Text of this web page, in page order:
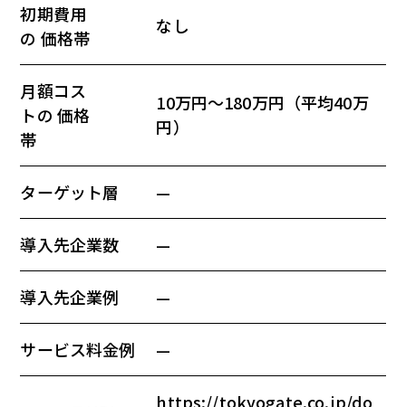
初期費用
の 価格帯
なし
月額コス
トの 価格
帯
10万円〜180万円（平均40万
円）
ターゲット層 —
導入先企業数 —
導入先企業例 —
サービス料金例 —
https://tokyogate.co.jp/do